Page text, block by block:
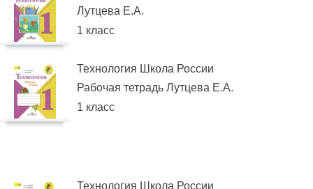
Лутцева Е.А.
1 класс
Технология Школа России
Рабочая тетрадь Лутцева Е.А.
1 класс
Технология Школа России